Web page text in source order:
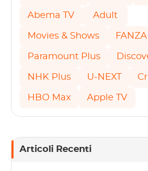
Abema TV Adult
Movies & Shows FANZA
Paramount Plus
NHK Plus U-NEXT
HBO Max Apple TV
Articoli Recenti